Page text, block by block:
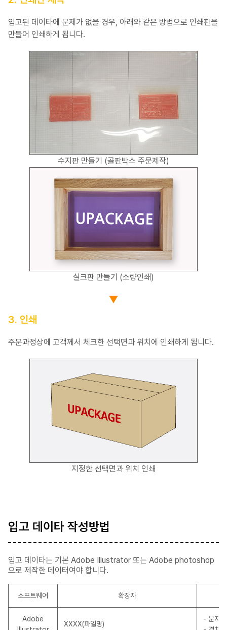
입고된 데이타에 문제가 없을 경우, 아래와 같은 방법으로 인쇄판을
만들어 인쇄하게 됩니다.
수지판 만들기 (골판박스 주문제작)
실크판 만들기 (소량인쇄)
3. 인쇄
주문과정상에 고객께서 체크한 선택면과 위치에 인쇄하게 됩니다.
지정한 선택면과 위치 인쇄
입고 데이타 작성방법
입고 데이타는 기본 Adobe Illustrator 또는 Adobe photoshop
으로 제작한 데이터여야 합니다.
소프트웨어 확장자
Adobe
XXXX(파일명)
- 문자의